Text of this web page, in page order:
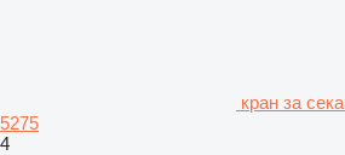
кран за
5275
4